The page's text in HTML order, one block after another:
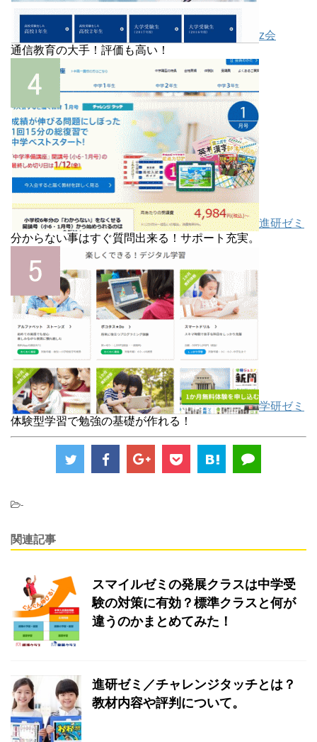
z会
通信教育の大手！評価も高い！
進研ゼミ
分からない事はすぐ質問出来る！サポート充実。
学研ゼミ
体験型学習で勉強の基礎が作れる！
-
関連記事
スマイルゼミの発展クラスは中学受
験の対策に有効？標準クラスと何が
違うのかまとめてみた！
進研ゼミ／チャレンジタッチとは？
教材内容や評判について。